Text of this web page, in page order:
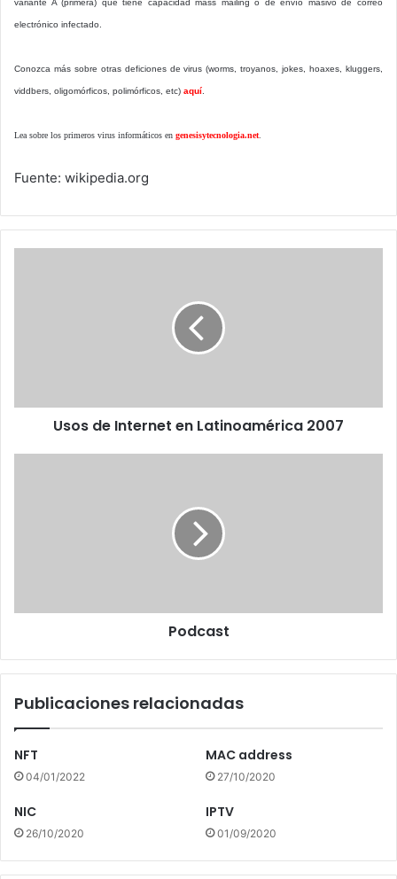
variante A (primera) que tiene capacidad mass mailing o de envío masivo de correo
electrónico infectado.
Conozca más sobre otras deficiones de virus (worms, troyanos, jokes, hoaxes, kluggers,
viddbers, oligomórficos, polimórficos, etc) aquí
Lea sobre los primeros virus informáticos en genesisytecnologia.net
Fuente: wikipedia.org
Usos de Internet en Latinoamérica 2007
Podcast
Publicaciones relacionadas
NFT
04/01/2022
MAC address
27/10/2020
NIC
26/10/2020
IPTV
01/09/2020